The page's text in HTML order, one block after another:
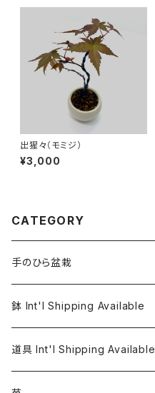
出猩々（モミジ）
¥3,000
CATEGORY
手のひら盆栽
鉢 Int'l Shipping Available
道具 Int'l Shipping Available